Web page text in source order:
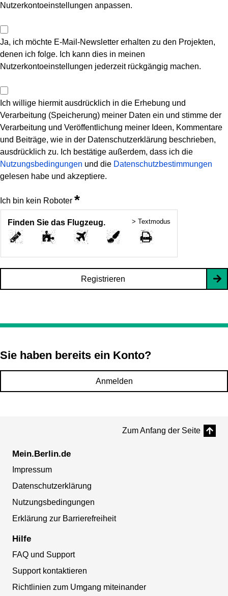
Nutzerkontoeinstellungen anpassen.
Ja, ich möchte E-Mail-Newsletter erhalten zu den Projekten,
denen ich folge. Ich kann dies in meinen
Nutzerkontoeinstellungen jederzeit rückgängig machen.
Ich willige hiermit ausdrücklich in die Erhebung und
Verarbeitung (Speicherung) meiner Daten ein und stimme der
Verarbeitung und Veröffentlichung meiner Ideen, Kommentare
und Beiträge, wie in der Datenschutzerklärung beschrieben,
ausdrücklich zu. Ich bestätige außerdem, dass ich die
Nutzungsbedingungen und die Datenschutzbestimmungen
gelesen habe und akzeptiere.
Ich bin kein Roboter *
Finden Sie das Flugzeug. > Textmodus
Registrieren
Sie haben bereits ein Konto?
Anmelden
Zum Anfang der Seite
Mein.Berlin.de
Impressum
Datenschutzerklärung
Nutzungsbedingungen
Erklärung zur Barrierefreiheit
Hilfe
FAQ und Support
Support kontaktieren
Richtlinien zum Umgang miteinander